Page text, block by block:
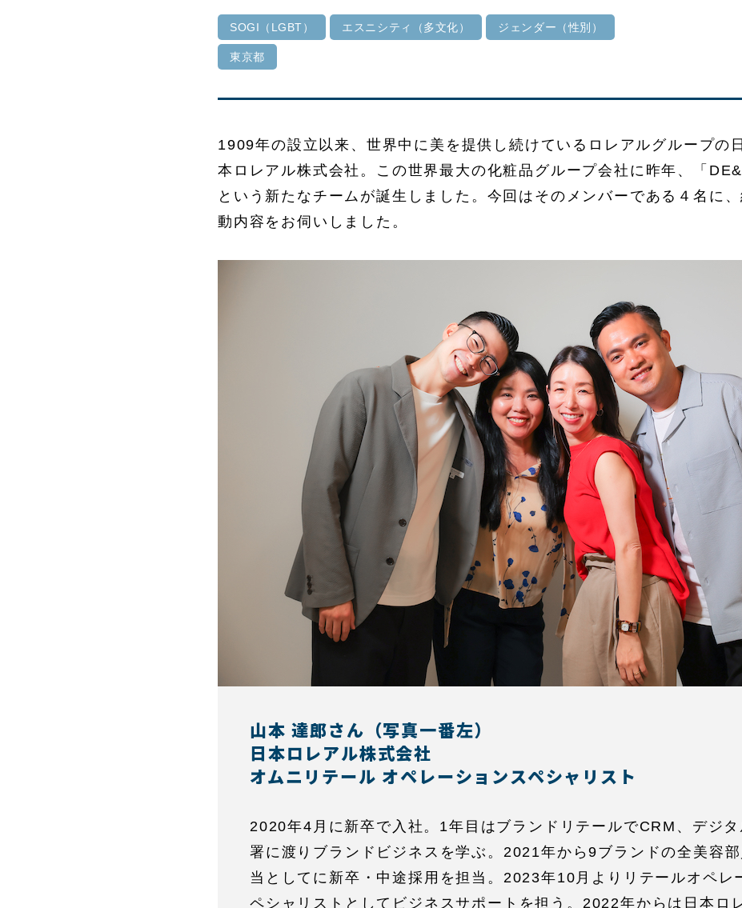
SOGI（LGBT） エスニシティ（多文化） ジェンダー（性別）
東京都
1909年の設立以来、世界中に美を提供し続けているロレアルグループの
本ロレアル株式会社。この世界最大の化粧品グループ会社に昨年、「
という新たなチームが誕生しました。今回はそのメンバーである４名に
動内容をお伺いしました。
山本 達郎さん（写真一番左）
日本ロレアル株式会社
オムニリテール オペレーションスペシャリスト
2020年4月に新卒で入社。1年目はブランドリテールでCRM、デジタ
署に渡りブランドビジネスを学ぶ。2021年から9ブランドの全美容
当としてに新卒・中途採用を担当。2023年10月よりリテールオペレ
ペシャリストとしてビジネスサポートを担う。2022年からは日本ロ